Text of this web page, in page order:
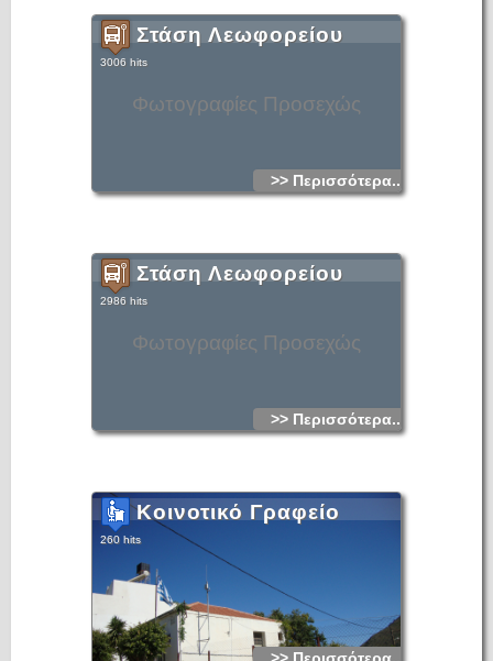
Φωτογραφίες Προσεχώς
Στάση Λεωφορείου
3006 hits
>> Περισσότερα...
Φωτογραφίες Προσεχώς
Στάση Λεωφορείου
2986 hits
>> Περισσότερα...
Κοινοτικό Γραφείο
260 hits